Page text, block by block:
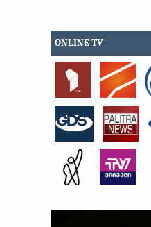
ONLINE TV